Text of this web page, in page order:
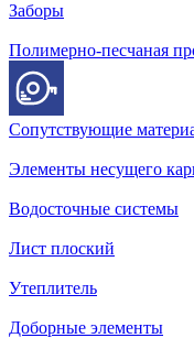
Заборы
Полимерно-песчаная
Сопутствующие
Элементы несущего
Водосточные системы
Лист плоский
Утеплитель
Доборные элементы